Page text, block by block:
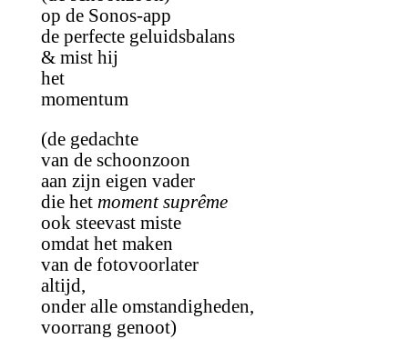
op de Sonos-app
de perfecte geluidsbalans
& mist hij
het
momentum
(de gedachte
van de schoonzoon
aan zijn eigen vader
die het moment suprême
ook steevast miste
omdat het maken
van de fotovoorlater
altijd,
onder alle omstandigheden,
voorrang genoot)